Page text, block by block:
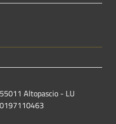
Altopascio - LU